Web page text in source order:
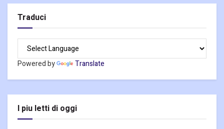
Traduci
Powered by Translate
I piu letti di oggi